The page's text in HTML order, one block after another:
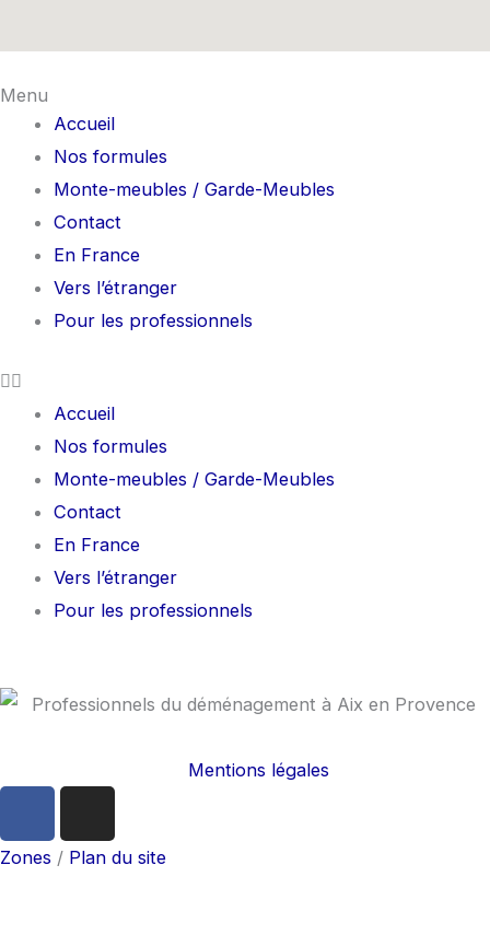
Menu
Accueil
Nos formules
Monte-meubles / Garde-Meubles
Contact
En France
Vers l’étranger
Pour les professionnels
Accueil
Nos formules
Monte-meubles / Garde-Meubles
Contact
En France
Vers l’étranger
Pour les professionnels
Mentions légales
c
s
Zones / Plan du site